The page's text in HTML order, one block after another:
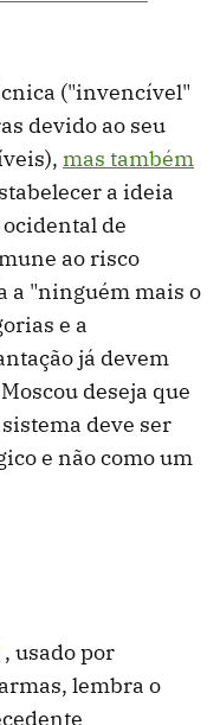
("invencível"
devido ao seu
mas também
a ideia
de
ao risco
a "ninguém mais o
e a
já devem
deseja que
deve ser
e não como um
, usado por
lembra o